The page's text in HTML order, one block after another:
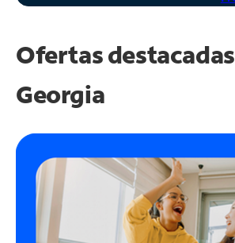
Ofertas
Georgia